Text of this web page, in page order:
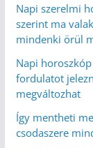
Napi szerelmi
szerint ma
mindenki örül
Napi
fordulatot
megváltozhat
Így mentheti
csodaszere